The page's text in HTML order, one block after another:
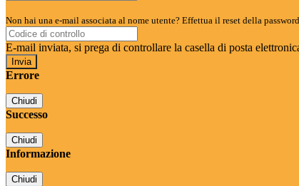
Non hai una e-mail associata al nome utente? Effettua il reset della
E-mail inviata, si prega di controllare la casella di posta
Errore
Chiudi
Successo
Chiudi
Informazione
Chiudi